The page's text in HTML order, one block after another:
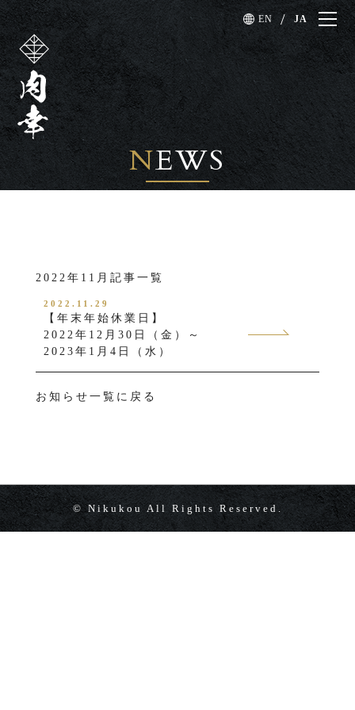
EN JA
NEWS
2022年11月記事一覧
2022.11.29
【年末年始休業日】
2022年12月30日（金）～
2023年1月4日（水）
お知らせ一覧に戻る
© Nikukou All Rights Reserved.